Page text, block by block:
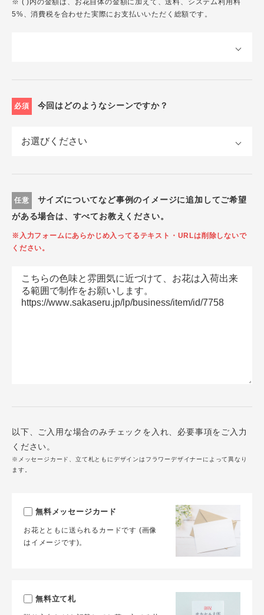
※ ( )内の金額は、お花自体の金額に加えて、送料、システム利用料
5%、消費税を合わせた実際にお支払いいただく総額です。
必須 今回はどのようなシーンですか？
任意
サイズについてなど事例のイメージに追加してご希望
がある場合は、すべてお教えください。
※入力フォームにあらかじめ入ってるテキスト・URLは削除しないで
ください。
以下、ご入用な場合のみチェックを入れ、必要事項をご入力
ください。
※メッセージカード、立て札ともにデザインはフラワーデザイナーによって異なり
ます。
無料メッセージカード
お花とともに送られるカードです (画像
はイメージです)。
無料立て札